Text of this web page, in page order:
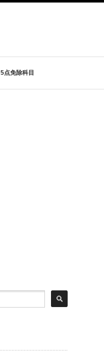
5点免除科目